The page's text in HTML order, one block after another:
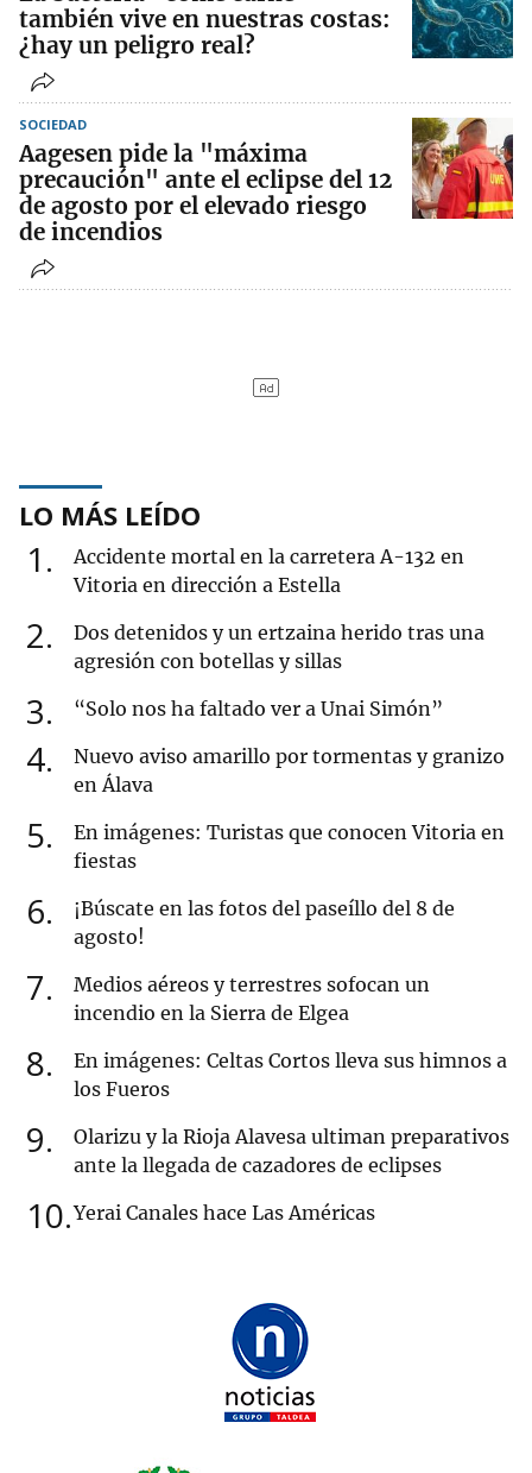
también vive en nuestras costas:
¿hay un peligro real?
SOCIEDAD
Aagesen pide la "máxima
precaución" ante el eclipse del 12
de agosto por el elevado riesgo
de incendios
LO MÁS LEÍDO
1
Accidente mortal en la carretera A-132 en
Vitoria en dirección a Estella
2
Dos detenidos y un ertzaina herido tras una
agresión con botellas y sillas
3 “Solo nos ha faltado ver a Unai Simón”
4
Nuevo aviso amarillo por tormentas y granizo
en Álava
5
En imágenes: Turistas que conocen Vitoria en
fiestas
6
¡Búscate en las fotos del paseíllo del 8 de
agosto!
7
Medios aéreos y terrestres sofocan un
incendio en la Sierra de Elgea
8
En imágenes: Celtas Cortos lleva sus himnos a
los Fueros
9
Olarizu y la Rioja Alavesa ultiman preparativos
ante la llegada de cazadores de eclipses
10 Yerai Canales hace Las Américas